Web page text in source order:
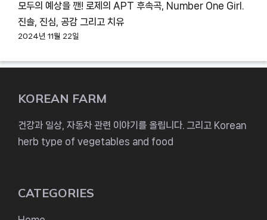
모두의 예상을 깬! 로제의 APT 후속곡, Number One Girl.
진솔, 진심, 공감 그리고 치유
2024년 11월 22일
KOREAN FARM
건강과 일상, 자동차 관련 이야기를 올립니다. 그리고 Korean
herb type of vegetables and food
CATEGORIES